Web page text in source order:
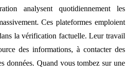
analysent quotidiennement les
Ces plateformes emploient
la vérification factuelle. Leur travail
des informations, à contacter des
données. Quand vous tombez sur une